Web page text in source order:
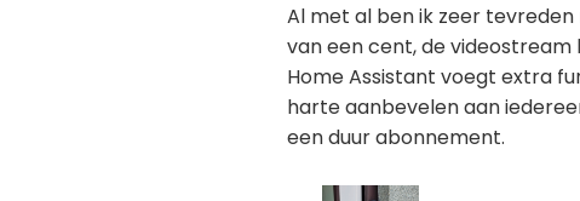
Al met al ben ik zeer tevreden
van een cent, de
Home Assistant voegt extra
harte aanbevelen aan
een duur abonnement.